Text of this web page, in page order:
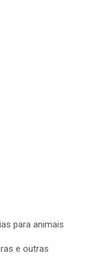
para animais
e outras